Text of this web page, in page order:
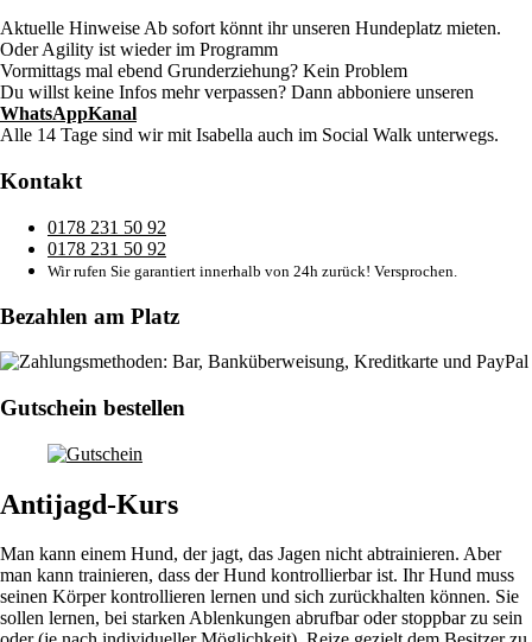
Aktuelle Hinweise Ab sofort könnt ihr unseren Hundeplatz mieten.
Oder Agility ist wieder im Programm
Vormittags mal ebend Grunderziehung? Kein Problem
Du willst keine Infos mehr verpassen? Dann abboniere unseren
WhatsAppKanal
Alle 14 Tage sind wir mit Isabella auch im Social Walk unterwegs.
Kontakt
0178 231 50 92
0178 231 50 92
Wir rufen Sie garantiert innerhalb von 24h zurück! Versprochen.
Bezahlen am Platz
Gutschein bestellen
Antijagd-Kurs
Man kann einem Hund, der jagt, das Jagen nicht abtrainieren. Aber
man kann trainieren, dass der Hund kontrollierbar ist. Ihr Hund muss
seinen Körper kontrollieren lernen und sich zurückhalten können. Sie
sollen lernen, bei starken Ablenkungen abrufbar oder stoppbar zu sein